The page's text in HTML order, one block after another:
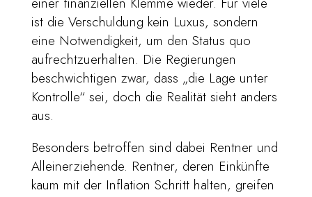
ist die Verschuldung kein Luxus, sondern
eine Notwendigkeit, um den Status quo
aufrechtzuerhalten. Die Regierungen
beschwichtigen zwar, dass „die Lage unter
Kontrolle“ sei, doch die Realität sieht anders
aus.
Besonders betroffen sind dabei Rentner und
Alleinerziehende. Rentner, deren Einkünfte
kaum mit der Inflation Schritt halten, greifen